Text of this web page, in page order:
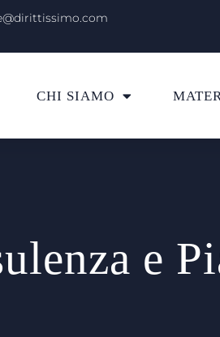
CHI SIAMO
e